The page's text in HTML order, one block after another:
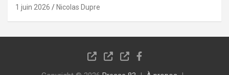
1 juin 2026 Nicolas Dupre